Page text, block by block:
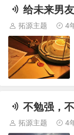
给未来男
拓源主题 4
不勉强，
拓源主题 4